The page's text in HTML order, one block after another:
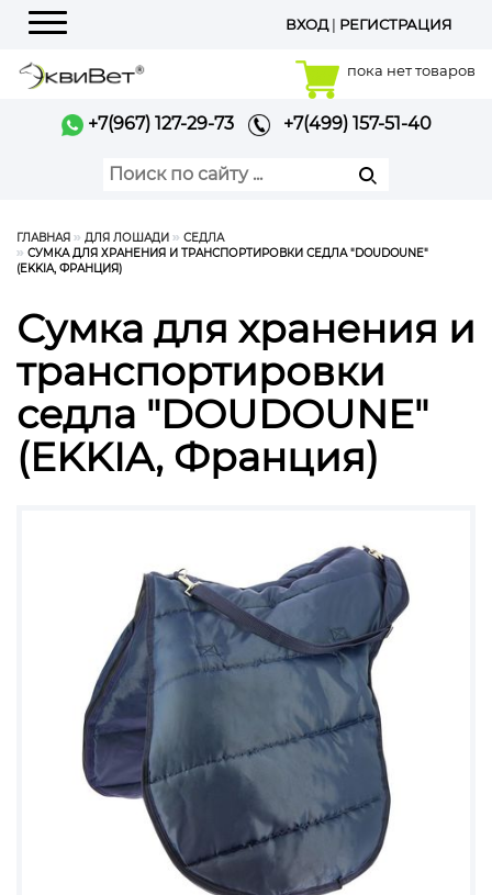
Меню
ВХОД| РЕГИСТРАЦИЯ
пока нет товаров
+7(967) 127-29-73 +7(499) 157-51-40
ГЛАВНАЯ ДЛЯ ЛОШАДИ
СЕДЛА
СУМКА ДЛЯ ХРАНЕНИЯ И ТРАНСПОРТИРОВКИ СЕДЛА "DOUDOUNE"
(EKKIA, ФРАНЦИЯ)
Сумка для хранения и
транспортировки
седла "DOUDOUNE"
(EKKIA, Франция)